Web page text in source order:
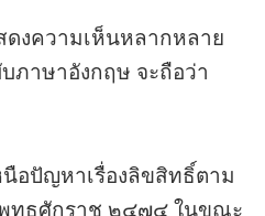
ดงความเห็นหลากหลาย
ภาษาอังกฤษ จะถือว่า
อปัญหาเรื่องลิขสิทธิ์ตาม
ทธศักราช ๒๔๗๔ ในขณะ